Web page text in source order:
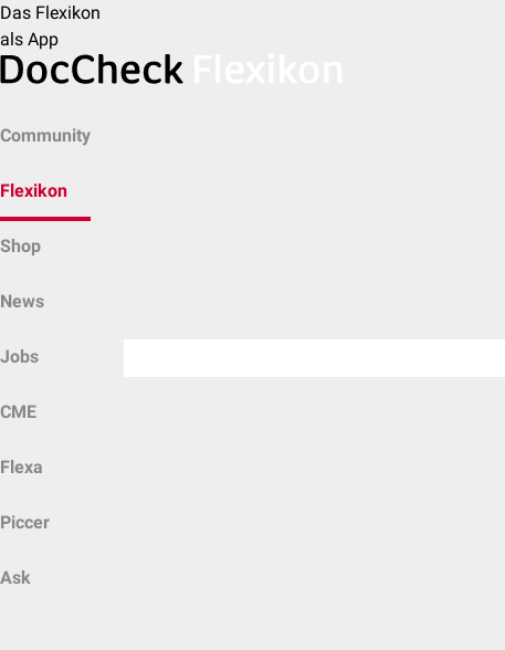
Das Flexikon
als App
Community
Flexikon
Shop
News
Jobs
CME
Flexa
Piccer
Ask